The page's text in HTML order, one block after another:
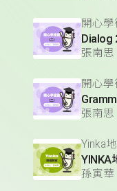
開心
張南思
開心
張南思
Yinka
孫寅華